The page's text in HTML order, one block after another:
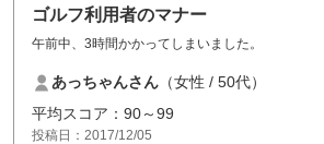
ゴルフ利用者のマナー
午前中、3時間かかってしまいました。
あっちゃんさん （女性 / 50代）
平均スコア：90～99
投稿日：2017/12/05